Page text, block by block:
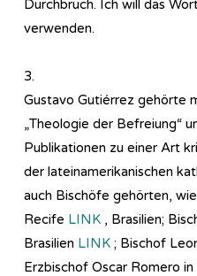
Durchbruch. Ich will das
verwenden.
3.
Gustavo Gutiérrez gehörte
„Theologie der Befreiung“
Publikationen zu einer Art
der lateinamerikanischen
auch Bischöfe gehörten,
Recife LINK , Brasilien;
Brasilien LINK ; Bischof
Erzbischof Oscar Romero in